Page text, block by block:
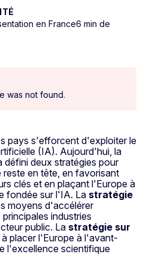
en France6 min de
was not found.
pays s'efforcent d'exploiter le
(IA). Aujourd'hui, la
défini deux stratégies pour
en tête, en favorisant
clés et en plaçant l'Europe à
fondée sur l'IA. La stratégie
moyens d'accélérer
industries
public. La stratégie sur
placer l'Europe à l'avant-
l'excellence scientifique